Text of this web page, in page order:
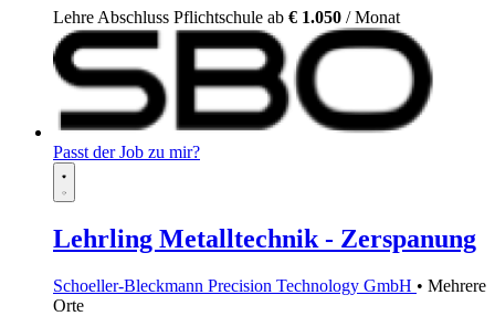
Lehre Abschluss Pflichtschule ab € 1.050 / Monat
Passt der Job zu mir?
Lehrling Metalltechnik - Zerspanung
Schoeller-Bleckmann Precision Technology GmbH • Mehrere
Orte